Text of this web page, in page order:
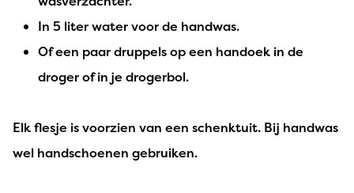
In 5 liter water voor de handwas.
Of een paar druppels op een handoek in de
droger of in je drogerbol.
Elk flesje is voorzien van een schenktuit. Bij handwas
wel handschoenen gebruiken.